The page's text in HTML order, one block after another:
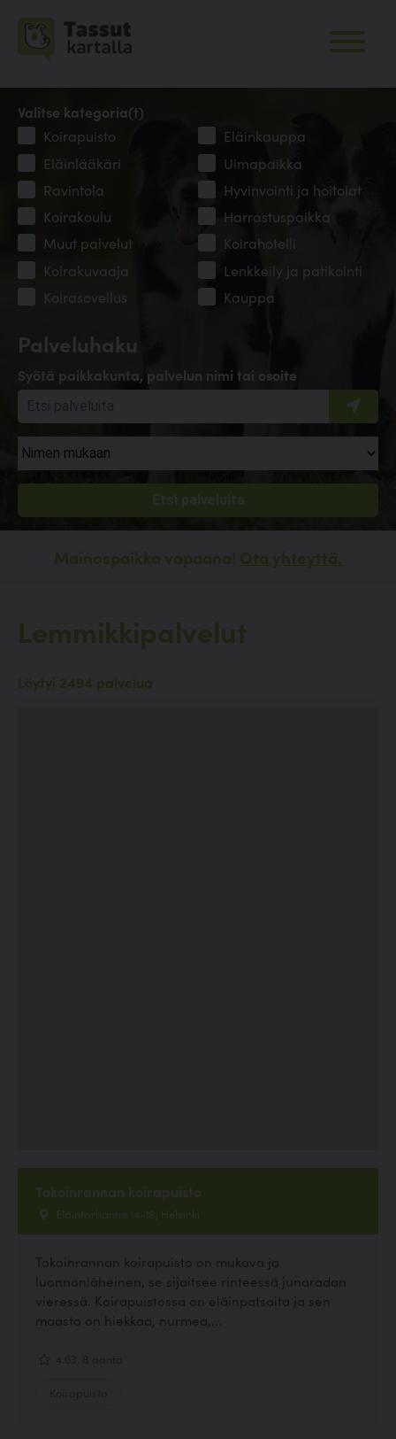
Palveluhaku
Syötä paikkakunta, palvelun nimi tai osoite
Valitse kategoria(t)
Koirapuisto
Eläinkauppa
Eläinlääkäri
Uimapaikka
Ravintola
Hyvinvointi ja hoitolat
Koirakoulu
Harrastuspaikka
Muut palvelut
Koirahotelli
Koirakuvaaja
Lenkkeily ja patikointi
Koirasovellus
Kauppa
Mainospaikka vapaana! Ota yhteyttä.
Lemmikkipalvelut
Löytyi 2494 palvelua
Tokoinrannan koirapuisto
Eläintarhantie 14-18, Helsinki
Tokoinrannan koirapuisto on mukava ja
luonnonläheinen, se sijaitsee rinteessä junaradan
vieressä. Koirapuistossa on eläinpatsaita ja sen
maasto on hiekkaa, nurmea,...